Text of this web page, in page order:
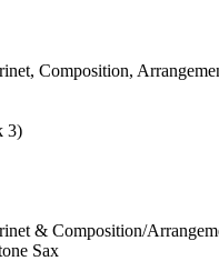
Composition,
3)
& Composition/
Sax